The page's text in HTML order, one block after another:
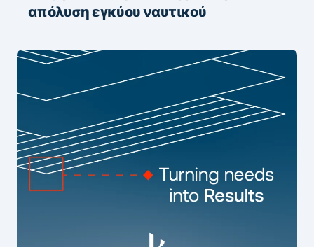
απόλυση εγκύου ναυτικού